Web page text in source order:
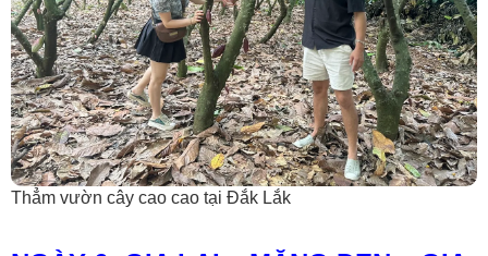
Thẳm vườn cây cao cao tại Đắk Lắk